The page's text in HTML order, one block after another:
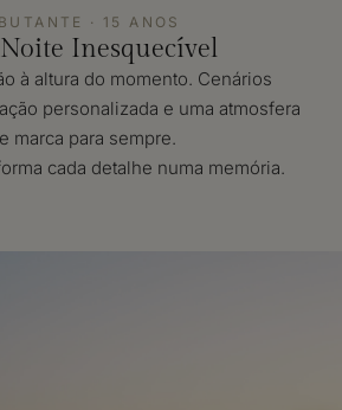
· 15 ANOS
Inesquecível
à altura do momento. Cenários
personalizada e uma atmosfera
marca para sempre.
cada detalhe numa memória.